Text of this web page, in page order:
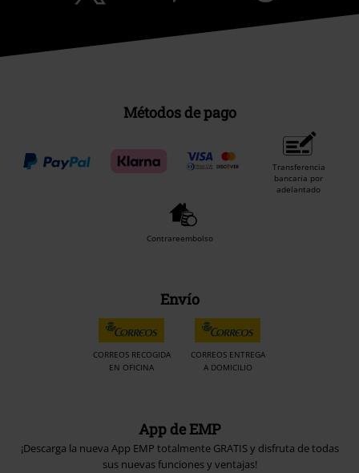
Métodos de pago
Transferencia
bancaria por
adelantado
Contrareembolso
Envío
CORREOS RECOGIDA
EN OFICINA
CORREOS ENTREGA
A DOMICILIO
App de EMP
¡Descarga la nueva App EMP totalmente GRATIS y disfruta de todas
sus nuevas funciones y ventajas!